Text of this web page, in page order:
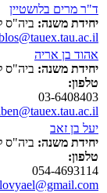
ד"ר מרים בלושטיין
יחידת משנה: ביה"ס
אהוד בן אריה
יחידת משנה: ביה"ס
טלפון:
03-6408403
יעל בן זאב
יחידת משנה: ביה"ס
טלפון:
054-4693114